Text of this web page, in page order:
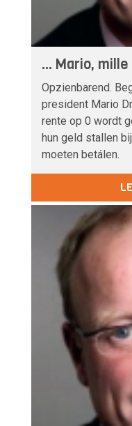
... Mario,
Opzienbarend.
president Mario
rente op 0 wordt
hun geld stallen
moeten betálen.